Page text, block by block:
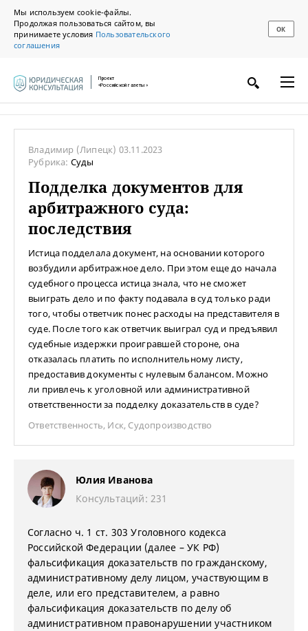
Мы используем cookie-файлы.
Продолжая пользоваться сайтом, вы
принимаете условия Пользовательского
соглашения
ОК
Проект
«Российской газеты»
Владимир (Липецк) 03.11.2023
Рубрика: Суды
Подделка документов для
арбитражного суда:
последствия
Истица подделала документ, на основании которого
возбудили арбитражное дело. При этом еще до начала
судебного процесса истица знала, что не сможет
выиграть дело и по факту подавала в суд только ради
того, чтобы ответчик понес расходы на представителя в
суде. После того как ответчик выиграл суд и предъявил
судебные издержки проигравшей стороне, она
отказалась платить по исполнительному листу,
предоставив документы с нулевым балансом. Можно
ли привлечь к уголовной или административной
ответственности за подделку доказательств в суде?
Ответственность, Иск, Судопроизводство
Юлия Иванова
Консультаций: 231
Согласно ч. 1 ст. 303 Уголовного кодекса
Российской Федерации (далее – УК РФ)
фальсификация доказательств по гражданскому,
административному делу лицом, участвующим в
деле, или его представителем, а равно
фальсификация доказательств по делу об
административном правонарушении участником